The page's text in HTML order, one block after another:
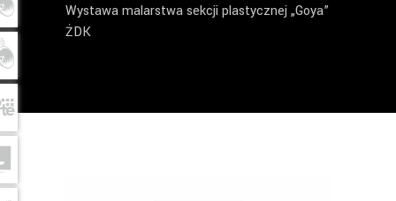
Wystawa malarstwa sekcji plastycznej „Goya”
ŻDK